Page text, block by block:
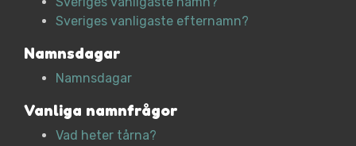
Sveriges vanligaste efternamn?
Namnsdagar
Namnsdagar
Vanliga namnfrågor
Vad heter tårna?